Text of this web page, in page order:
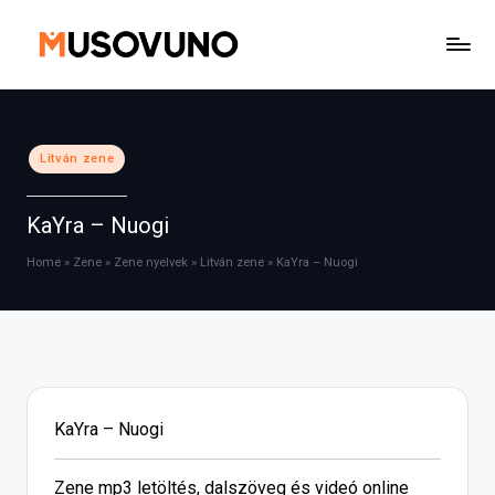
Posted
in
Litván zene
KaYra – Nuogi
Home » Zene » Zene nyelvek » Litván zene » KaYra – Nuogi
KaYra – Nuogi
Zene mp3 letöltés, dalszöveg és videó online